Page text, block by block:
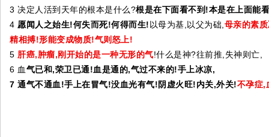
3 决定人活到天年的根本是什么?根是在下面看不到!本是在上面能
4 愿闻人之始生!何失而死!何得而生! 以母为基,以父为础, 母亲的素
精相搏!形能变成物质!气则怒上!
5 肝癌,肿瘤,刚开始的是一种无形的气!什么是神?往前推,失神则亡,
6 血气已和,荣卫已通!血是通的,气过不来的!手上冰凉,
7 通气不通血!手上在冒气!没血光有气!阴虚火旺!内关,外关!不孕症,